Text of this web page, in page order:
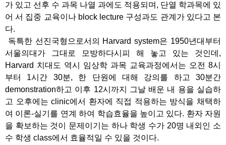
가 있고 선후 수 과목 나열 과에도 적용되며, 단열 학과목에 있
어 서 집중 교육이나 block lecture 구성과도 관계가 있다고 본
다.
독특한 선진국형으로서의 Harvard system은 1950년대부터
서울의대가 그대로 모방하다시피 해 놓고 있는 것인데,
Harvard 치대도 역시 임상학 과목 교육과정에서는 오전 8시
부터 1시간 30분, 한 단원에 대해 강의를 하고 30분간
demonstration하고 이후 12시까지 그날 배운 내 용을 실습하
고 오후에는 clinic에서 환자에 직접 적용하는 방식을 채택하
여 이론-실기를 연계 하여 학습효율을 높이고 있다. 환자 자원
을 확보하는 것이 문제이기는 하나 학생 수가 20명 내외인 소
수 학생 class에서 효율적일 수 있을 것이다.